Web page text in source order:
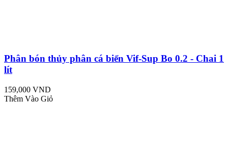
Phân bón thủy phân cá biển Vif-Sup Bo 0.2 - Chai 1
lít
159,000 VND
Thêm Vào Giỏ